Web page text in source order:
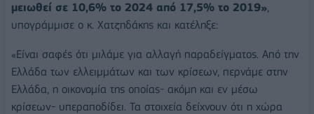
μειωθεί σε 10,6% το 2024 από 17,5% το 2019»,
υπογράμμισε ο κ. Χατζηδάκης και κατέληξε:
«Είναι σαφές ότι μιλάμε για αλλαγή παραδείγματος. Από την
Ελλάδα των ελλειμμάτων και των κρίσεων, περνάμε στην
Ελλάδα, η οικονομία της οποίας- ακόμη και εν μέσω
κρίσεων- υπεραποδίδει. Τα στοιχεία δείχνουν ότι η χώρα